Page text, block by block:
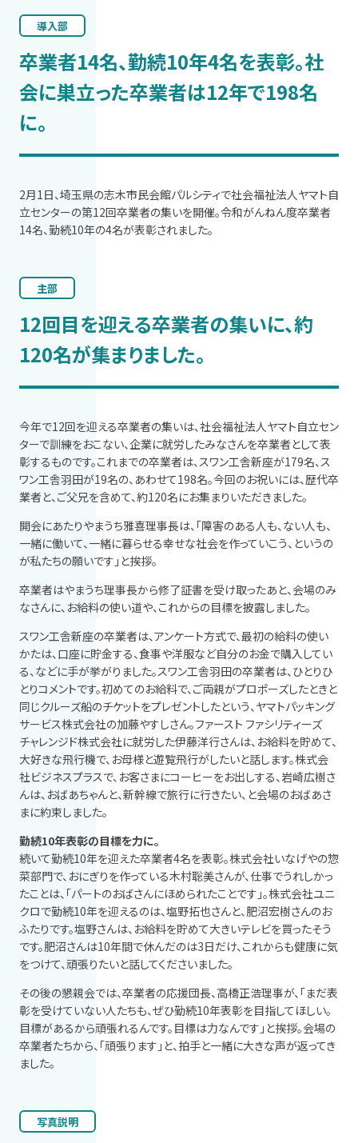
導入部
卒業者14名、勤続10年4名を表彰。社
会に巣立った卒業者は12年で198名
に。
2月1日、埼玉県の志木市民会館パルシティで社会福祉法人ヤマト自
立センターの第12回卒業者の集いを開催。令和がんねん度卒業者
14名、勤続10年の4名が表彰されました。
主部
12回目を迎える卒業者の集いに、約
120名が集まりました。
今年で12回を迎える卒業者の集いは、社会福祉法人ヤマト自立セン
ターで訓練をおこない、企業に就労したみなさんを卒業者として表
彰するものです。これまでの卒業者は、スワン工舎新座が179名、ス
ワン工舎羽田が19名の、あわせて198名。今回のお祝いには、歴代卒
業者と、ご父兄を含めて、約120名にお集まりいただきました。
開会にあたりやまうち雅喜理事長は、「障害のある人も、ない人も、
一緒に働いて、一緒に暮らせる幸せな社会を作っていこう、というの
が私たちの願いです」と挨拶。
卒業者はやまうち理事長から修了証書を受け取ったあと、会場のみ
なさんに、お給料の使い道や、これからの目標を披露しました。
スワン工舎新座の卒業者は、アンケート方式で、最初の給料の使い
かたは、口座に貯金する、食事や洋服など自分のお金で購入してい
る、などに手が挙がりました。スワン工舎羽田の卒業者は、ひとりひ
とりコメントです。初めてのお給料で、ご両親がプロポーズしたときと
同じクルーズ船のチケットをプレゼントしたという、ヤマトパッキング
サービス株式会社の加藤やすしさん。ファースト ファシリティーズ
チャレンジド株式会社に就労した伊藤洋行さんは、お給料を貯めて、
大好きな飛行機で、お母様と遊覧飛行がしたいと話します。株式会
社ビジネスプラスで、お客さまにコーヒーをお出しする、岩崎広樹さ
んは、おばあちゃんと、新幹線で旅行に行きたい、と会場のおばあさ
まに約束しました。
勤続10年表彰の目標を力に。
続いて勤続10年を迎えた卒業者4名を表彰。株式会社いなげやの惣
菜部門で、おにぎりを作っている木村聡美さんが、仕事でうれしかっ
たことは、「パートのおばさんにほめられたことです」。株式会社ユニ
クロで勤続10年を迎えるのは、塩野拓也さんと、肥沼宏樹さんのお
ふたりです。塩野さんは、お給料を貯めて大きいテレビを買ったそう
です。肥沼さんは10年間で休んだのは3日だけ、これからも健康に気
をつけて、頑張りたいと話してくださいました。
その後の懇親会では、卒業者の応援団長、高橋正浩理事が、「まだ表
彰を受けていない人たちも、ぜひ勤続10年表彰を目指してほしい。
目標があるから頑張れるんです。目標は力なんです」と挨拶。会場の
卒業者たちから、「頑張ります」と、拍手と一緒に大きな声が返ってき
ました。
写真説明